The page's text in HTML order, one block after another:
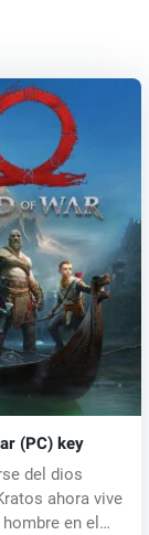
(PC) key
del dios
ahora vive
en el